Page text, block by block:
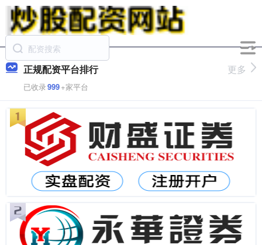
正规配资平台排行
已收录999+家平台
更多